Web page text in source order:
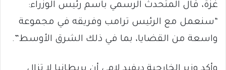
غزة، قال المتحدث الرسمي باسم رئيس الوزراء:
“سنعمل مع الرئيس ترامب وفريقه في مجموعة
واسعة من القضايا، بما في ذلك الشرق الأوسط”.